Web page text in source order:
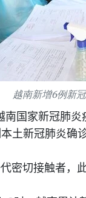
越南新增6例新
国家新冠肺炎
土新冠肺炎确
密切接触者，